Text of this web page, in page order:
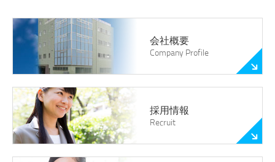
会社概要
Company Profile
採用情報
Recruit